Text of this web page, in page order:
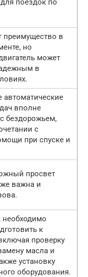
поездок по
преимущество в
но
может
в
вполне
бездорожьем,
с
при спуске и
просвет
важна и
к
проверку
масла и
установку
оборудования.